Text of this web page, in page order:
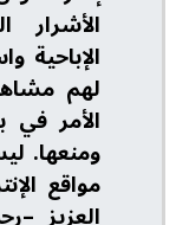
الإباحية
لهم
الأمر في
ومنعها.
مواقع